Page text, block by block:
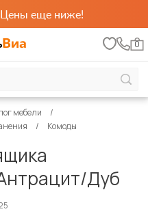
Цены еще ниже!
0
мебели
Комоды
Дуб